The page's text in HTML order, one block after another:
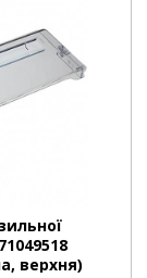
верхня)